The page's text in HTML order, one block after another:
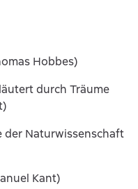
Hobbes)
durch Träume
der Naturwissenschaft
Kant)